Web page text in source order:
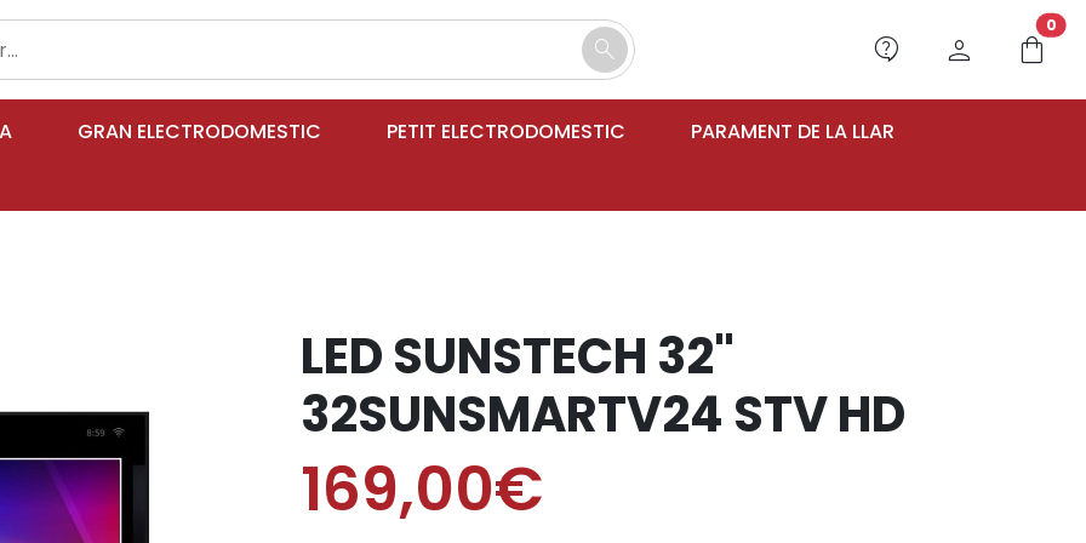
search contact_support person shopping_bag
0
GRAN ELECTRODOMESTIC PETIT ELECTRODOMESTIC
PARAMENT DE LA LLAR
LED SUNSTECH 32"
32SUNSMARTV24 STV HD
169,00€